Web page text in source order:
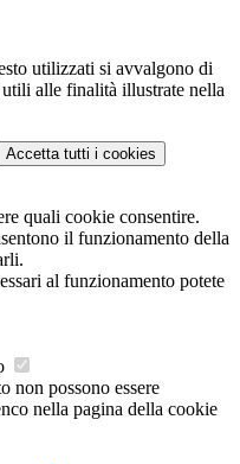
utilizzati si avvalgono di
alle finalità illustrate nella
Accetta tutti i cookies
quali cookie consentire.
il funzionamento della
al funzionamento potete
non possono essere
nella pagina della cookie